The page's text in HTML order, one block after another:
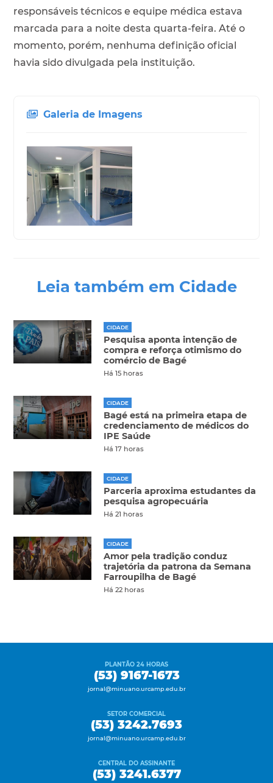
responsáveis técnicos e equipe médica estava
marcada para a noite desta quarta-feira. Até o
momento, porém, nenhuma definição oficial
havia sido divulgada pela instituição.
Galeria de Imagens
Leia também em Cidade
CIDADE
Pesquisa aponta intenção de
compra e reforça otimismo do
comércio de Bagé
Há 15 horas
CIDADE
Bagé está na primeira etapa de
credenciamento de médicos do
IPE Saúde
Há 17 horas
CIDADE
Parceria aproxima estudantes da
pesquisa agropecuária
Há 21 horas
CIDADE
Amor pela tradição conduz
trajetória da patrona da Semana
Farroupilha de Bagé
Há 22 horas
PLANTÃO 24 HORAS
(53) 9167-1673
jornal@minuano.urcamp.edu.br
SETOR COMERCIAL
(53) 3242.7693
jornal@minuano.urcamp.edu.br
CENTRAL DO ASSINANTE
(53) 3241.6377